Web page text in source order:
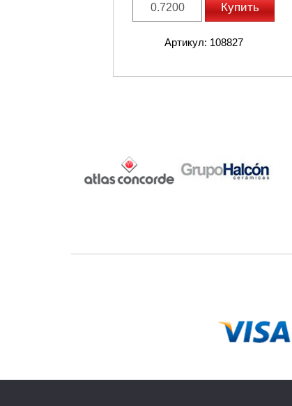
Купить
Артикул: 108827